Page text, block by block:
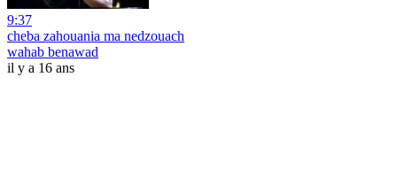
9:37
cheba zahouania ma nedzouach
wahab benawad
il y a 16 ans